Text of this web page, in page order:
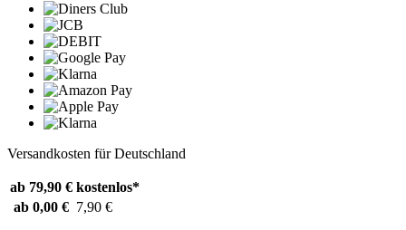
Versandkosten für Deutschland
ab 79,90 € kostenlos*
ab 0,00 € 7,90 €